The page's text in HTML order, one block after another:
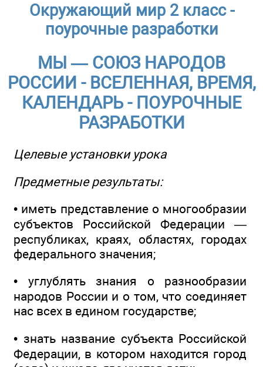
Окружающий мир 2 класс -
поурочные разработки
МЫ — СОЮЗ НАРОДОВ
РОССИИ - ВСЕЛЕННАЯ, ВРЕМЯ,
КАЛЕНДАРЬ - ПОУРОЧНЫЕ
РАЗРАБОТКИ
Целевые установки урока
Предметные результаты:
• иметь представление о многообразии
субъектов Российской Федерации —
республиках, краях, областях, городах
федерального значения;
• углублять знания о разнообразии
народов России и о том, что соединяет
нас всех в едином государстве;
• знать название субъекта Российской
Федерации, в котором находится город